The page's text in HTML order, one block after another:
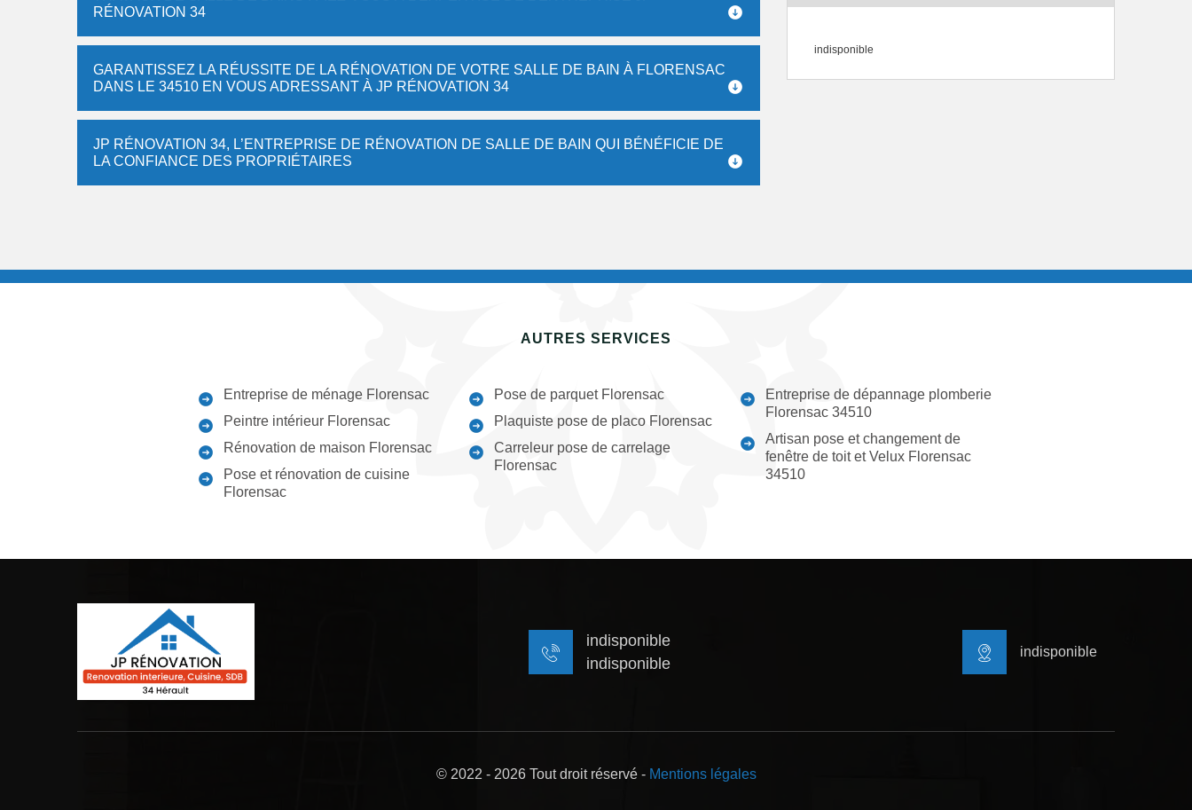
RÉNOVATION 34
GARANTISSEZ LA RÉUSSITE DE LA RÉNOVATION DE VOTRE SALLE DE BAIN À FLORENSAC
DANS LE 34510 EN VOUS ADRESSANT À JP RÉNOVATION 34
JP RÉNOVATION 34, L’ENTREPRISE DE RÉNOVATION DE SALLE DE BAIN QUI BÉNÉFICIE DE
LA CONFIANCE DES PROPRIÉTAIRES
indisponible
AUTRES SERVICES
Entreprise de ménage Florensac
Peintre intérieur Florensac
Rénovation de maison Florensac
Pose et rénovation de cuisine
Florensac
Pose de parquet Florensac
Plaquiste pose de placo Florensac
Carreleur pose de carrelage
Florensac
Entreprise de dépannage plomberie
Florensac 34510
Artisan pose et changement de
fenêtre de toit et Velux Florensac
34510
indisponible
indisponible
indisponible
© 2022 - 2026 Tout droit réservé - Mentions légales